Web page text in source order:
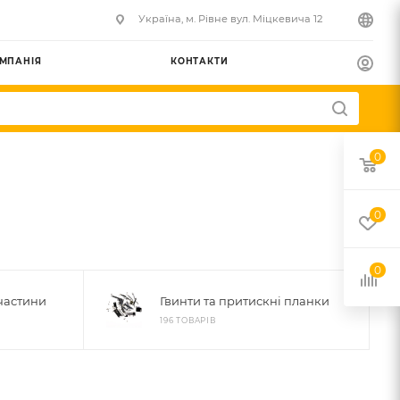
Українa, м. Рівне вул. Міцкевича 12
КОНТАКТИ
Гвинти та притискні планки
196 ТОВАРІВ
0
0
0